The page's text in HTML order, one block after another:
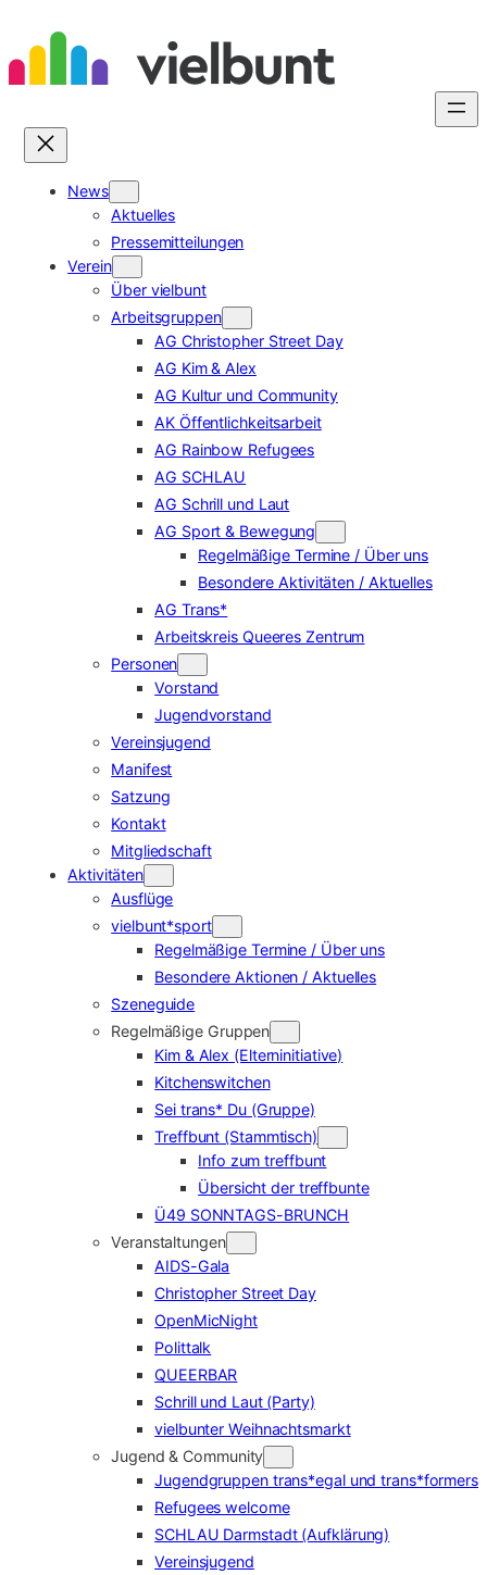
Inhalt
springen
News
Aktuelles
Pressemitteilungen
Verein
Über vielbunt
Arbeitsgruppen
AG Christopher Street Day
AG Kim & Alex
AG Kultur und Community
AK Öffentlichkeitsarbeit
AG Rainbow Refugees
AG SCHLAU
AG Schrill und Laut
AG Sport & Bewegung
Regelmäßige Termine / Über uns
Besondere Aktivitäten / Aktuelles
AG Trans*
Arbeitskreis Queeres Zentrum
Personen
Vorstand
Jugendvorstand
Vereinsjugend
Manifest
Satzung
Kontakt
Mitgliedschaft
Aktivitäten
Ausflüge
vielbunt*sport
Regelmäßige Termine / Über uns
Besondere Aktionen / Aktuelles
Szeneguide
Regelmäßige Gruppen
Kim & Alex (Elterninitiative)
Kitchenswitchen
Sei trans* Du (Gruppe)
Treffbunt (Stammtisch)
Info zum treffbunt
Übersicht der treffbunte
Ü49 SONNTAGS-BRUNCH
Veranstaltungen
AIDS-Gala
Christopher Street Day
OpenMicNight
Polittalk
QUEERBAR
Schrill und Laut (Party)
vielbunter Weihnachtsmarkt
Jugend & Community
Jugendgruppen trans*egal und trans*formers
Refugees welcome
SCHLAU Darmstadt (Aufklärung)
Vereinsjugend